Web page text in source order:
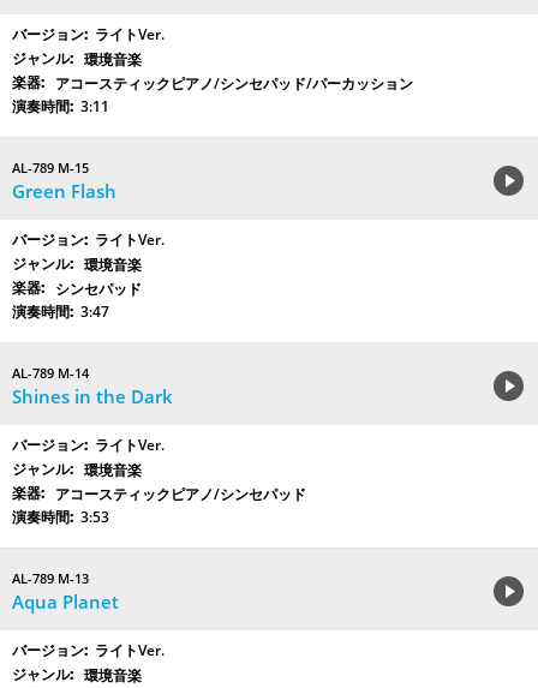
ライトVer.
環境音楽
アコースティックピアノ/シンセパッド/パーカッション
3:11
AL-789 M-15
Green Flash
ライトVer.
環境音楽
シンセパッド
3:47
AL-789 M-14
Shines in the Dark
ライトVer.
環境音楽
アコースティックピアノ/シンセパッド
3:53
AL-789 M-13
Aqua Planet
ライトVer.
環境音楽